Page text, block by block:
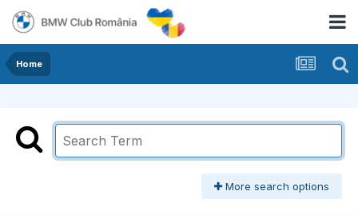
Home
More search options